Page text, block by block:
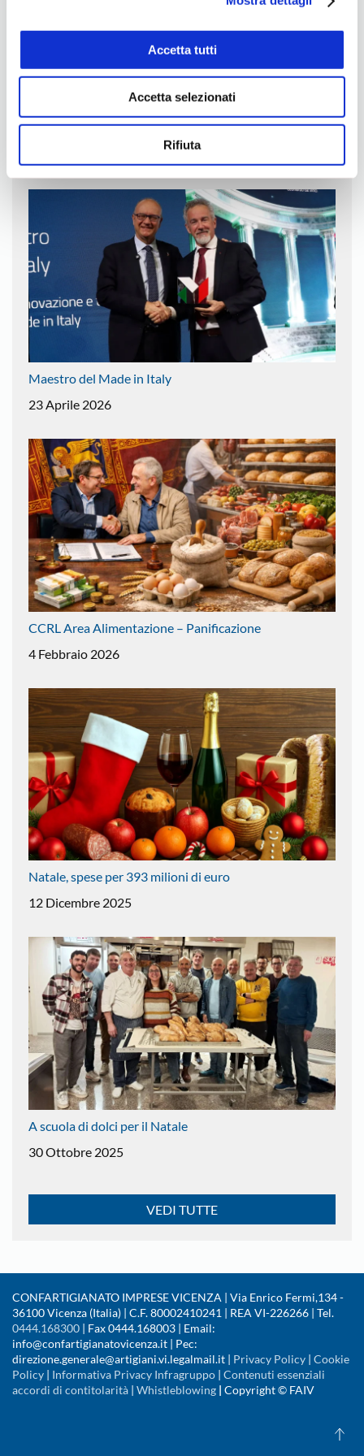
Accetta tutti
Accetta selezionati
Rifiuta
Le mani in pasta
Maestro del Made in Italy
23 Aprile 2026
CCRL Area Alimentazione – Panificazione
4 Febbraio 2026
Natale, spese per 393 milioni di euro
12 Dicembre 2025
A scuola di dolci per il Natale
30 Ottobre 2025
VEDI TUTTE
CONFARTIGIANATO IMPRESE VICENZA | Via Enrico Fermi,134 -
36100 Vicenza (Italia) | C.F. 80002410241 | REA VI-226266 | Tel.
0444.168300 | Fax 0444.168003 | Email:
info@confartigianatovicenza.it | Pec:
direzione.generale@artigiani.vi.legalmail.it | Privacy Policy | Cookie
Policy | Informativa Privacy Infragruppo | Contenuti essenziali
accordi di contitolarità | Whistleblowing | Copyright © FAIV